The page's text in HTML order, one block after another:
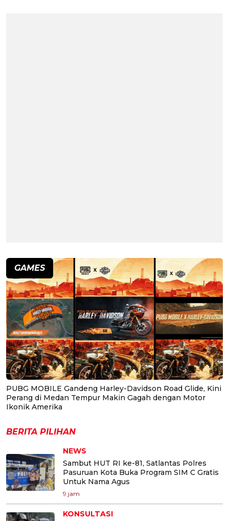
GAMES
PUBG MOBILE Gandeng Harley-Davidson Road Glide, Kini
Perang di Medan Tempur Makin Gagah dengan Motor
Ikonik Amerika
BERITA PILIHAN
NEWS
Sambut HUT RI ke-81, Satlantas Polres
Pasuruan Kota Buka Program SIM C Gratis
Untuk Nama Agus
9 jam
KONSULTASI